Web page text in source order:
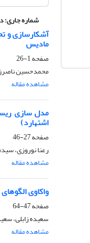
شماره جاری:دوره
آشکارسازی و
مادیس
صفحه1-26
محمدحسین
مشاهده مقاله
مدل سازی
اشتهارد)
صفحه27-46
رعنا نوروزی،
مشاهده مقاله
واکاوی
صفحه47-64
سعیده زابلی،
مشاهده مقاله